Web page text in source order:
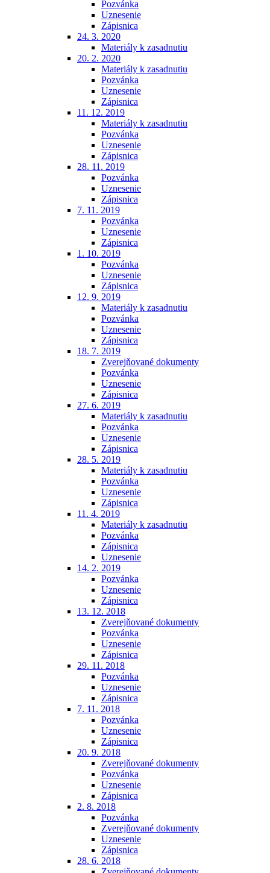
Pozvánka
Uznesenie
Zápisnica
24. 3. 2020
Materiály k zasadnutiu
20. 2. 2020
Materiály k zasadnutiu
Pozvánka
Uznesenie
Zápisnica
11. 12. 2019
Materiály k zasadnutiu
Pozvánka
Uznesenie
Zápisnica
28. 11. 2019
Pozvánka
Uznesenie
Zápisnica
7. 11. 2019
Pozvánka
Uznesenie
Zápisnica
1. 10. 2019
Pozvánka
Uznesenie
Zápisnica
12. 9. 2019
Materiály k zasadnutiu
Pozvánka
Uznesenie
Zápisnica
18. 7. 2019
Zverejňované dokumenty
Pozvánka
Uznesenie
Zápisnica
27. 6. 2019
Materiály k zasadnutiu
Pozvánka
Uznesenie
Zápisnica
28. 5. 2019
Materiály k zasadnutiu
Pozvánka
Uznesenie
Zápisnica
11. 4. 2019
Materiály k zasadnutiu
Pozvánka
Zápisnica
Uznesenie
14. 2. 2019
Pozvánka
Uznesenie
Zápisnica
13. 12. 2018
Zverejňované dokumenty
Pozvánka
Uznesenie
Zápisnica
29. 11. 2018
Pozvánka
Uznesenie
Zápisnica
7. 11. 2018
Pozvánka
Uznesenie
Zápisnica
20. 9. 2018
Zverejňované dokumenty
Pozvánka
Uznesenie
Zápisnica
2. 8. 2018
Pozvánka
Zverejňované dokumenty
Uznesenie
Zápisnica
28. 6. 2018